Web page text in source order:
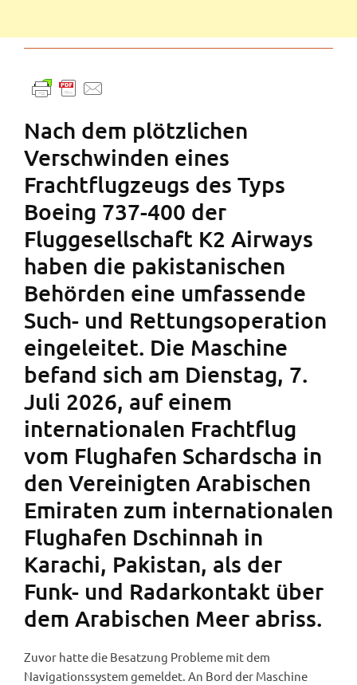
Nach dem plötzlichen
Verschwinden eines
Frachtflugzeugs des Typs
Boeing 737-400 der
Fluggesellschaft K2 Airways
haben die pakistanischen
Behörden eine umfassende
Such- und Rettungsoperation
eingeleitet. Die Maschine
befand sich am Dienstag, 7.
Juli 2026, auf einem
internationalen Frachtflug
vom Flughafen Schardscha in
den Vereinigten Arabischen
Emiraten zum internationalen
Flughafen Dschinnah in
Karachi, Pakistan, als der
Funk- und Radarkontakt über
dem Arabischen Meer abriss.
Zuvor hatte die Besatzung Probleme mit dem
Navigationssystem gemeldet. An Bord der Maschine